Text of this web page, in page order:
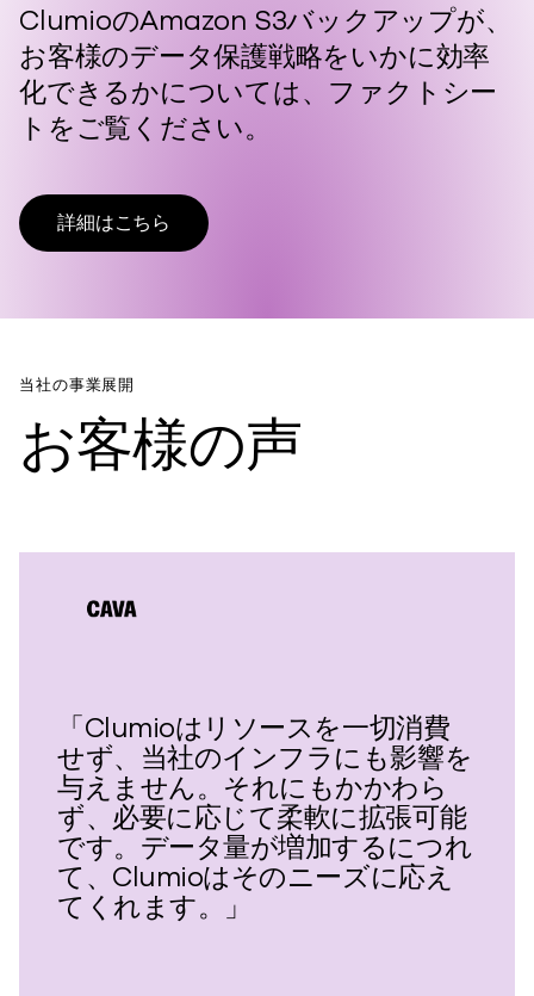
ClumioのAmazon S3バックアップが、
お客様のデータ保護戦略をいかに効率
化できるかについては、ファクトシー
トをご覧ください。
詳細はこちら
当社の事業展開
お客様の声
「Clumioはリソースを一切消費
せず、当社のインフラにも影響を
与えません。それにもかかわら
ず、必要に応じて柔軟に拡張可能
です。データ量が増加するにつれ
て、Clumioはそのニーズに応え
てくれます。」